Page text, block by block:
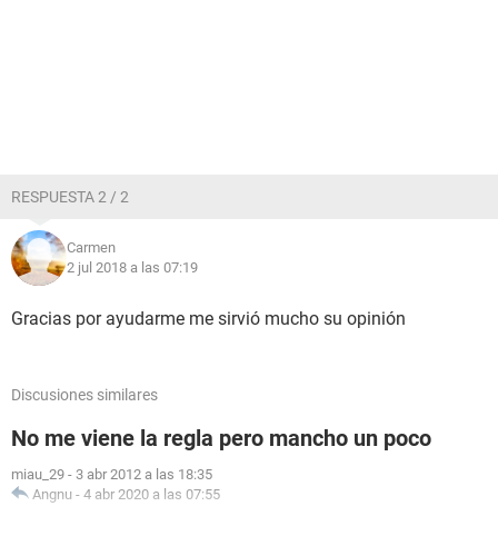
RESPUESTA 2 / 2
Carmen
2 jul 2018 a las 07:19
Gracias por ayudarme me sirvió mucho su opinión
Discusiones similares
No me viene la regla pero mancho un poco
miau_29 - 3 abr 2012 a las 18:35
Angnu - 4 abr 2020 a las 07:55